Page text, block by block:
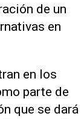
de un
en
en los
parte de
que se dará